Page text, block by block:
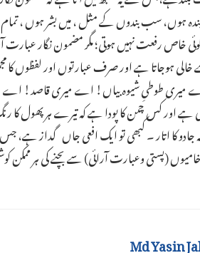
بندہ ہوں، سب بندوں کے مثل ، میں بشر ہوں ،
خاص رفعت نہیں ہوتی؛ مگر مضمون نگار
ہوجاتا ہے اور صرف عبارتوں اور لفظوں کا
میری طوطیِ شیوہ بیاں! اے میری قاصد!
اور کس چمن کا پودا ہے کہ تیرے ہر پھول کا
کا اتار ۔ کبھی تو ایک افعی جاں گداز ہے، جس
(پستی وعبارت آرائی) سے بچنے کی ہر
Md Yasin